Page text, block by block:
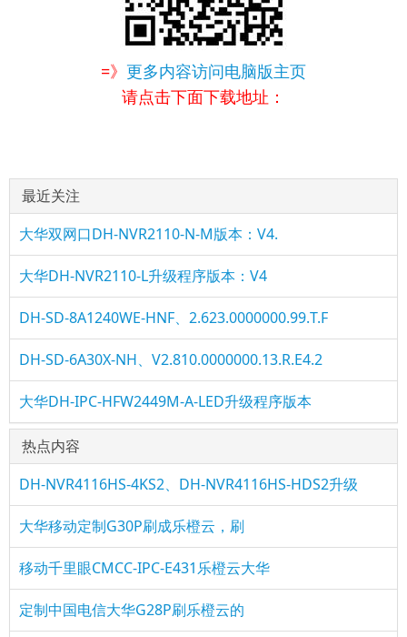
=》 更多内容访问电脑版主页
请点击下面下载地址：
最近关注
大华双网口DH-NVR2110-N-M版本：V4.
大华DH-NVR2110-L升级程序版本：V4
DH-SD-8A1240WE-HNF、2.623.0000000.99.T.F
DH-SD-6A30X-NH、V2.810.0000000.13.R.E4.2
大华DH-IPC-HFW2449M-A-LED升级程序版本
热点内容
DH-NVR4116HS-4KS2、DH-NVR4116HS-HDS2升级
大华移动定制G30P刷成乐橙云，刷
移动千里眼CMCC-IPC-E431乐橙云大华
定制中国电信大华G28P刷乐橙云的